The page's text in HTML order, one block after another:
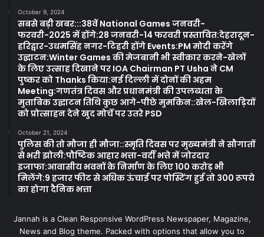
October 9, 2024
सबसे बड़ी खबर:::38वें National Games जनवरी-
फरवरी-2025 में होंगे:28 जनवरी-14 फरवरी प्रस्तावित:देहरादून-
हरिद्वार-उधमसिंह नगर-टिहरी होंगे Events:PM मोदी करेंगे
उद्घाटन:Winter Games की मेजबानी भी स्वीकार करने-खेलों
के लिए उत्साह दिखाने पर IOA Chairman PT Usha ने CM
पुष्कर को Thanks किया:नई दिल्ली में दोनों की अहम
Meeting:गणतंत्र दिवस और प्रधानमंत्री की उपलब्धता के
मुताबिक उद्घाटन तिथि कुछ आगे-पीछे मुमकिन::खेल-खिलाड़ियों
को प्रोत्साहन देने खुद मोर्चे पर उतरे PSD
October 21, 2024
पुलिस की तो मौजा ही मौजा::स्मृति दिवस पर मुख्यमंत्री ने सौगातों
से भरी झोली:पौष्टिक आहार भत्ता-वर्दी भत्ते में जोरदार
इजाफा:आवासीय भवनों के निर्माण के लिए 100 करोड़ भी
मिलेंगे:9 हजार फीट से अधिक ऊंचाई पर पोस्टिंग हुई तो 300 रूपये
का होगा दैनिक भत्ता
Jannah is a Clean Responsive WordPress Newspaper, Magazine,
News and Blog theme. Packed with options that allow you to